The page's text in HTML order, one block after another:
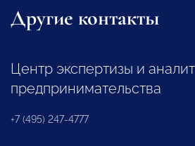
Другие контакты
Центр экспертизы и
предпринимательства
+7 (495) 247-4777